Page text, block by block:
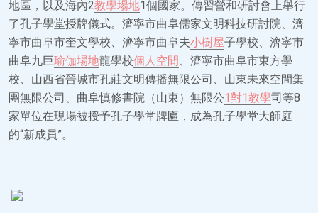
地區，以及海內2教學場地1個國家。傳習營和研討會上舉行
了孔子學堂授牌儀式。濟寧市曲阜儒家文明科技研討院、濟
寧市曲阜市奎文學校、濟寧市曲阜夫小樹屋子學校、濟寧市
曲阜九巨瑜伽場地龍學校個人空間、濟寧市曲阜市東方學
校、山西省晉城市孔莊文明傳播無限公司、山東未來空間集
團無限公司、曲阜慎修書院（山東）無限公1對1教學司等8
家單位在現場被授予孔子學堂牌匾，成為孔子學堂大師庭
的“新成員”。